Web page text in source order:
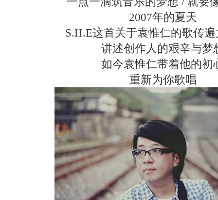
2007年的夏天
S.H.E这首关于袁惟仁的歌传
讲述创作人的艰辛与梦
如今袁惟仁带着他的初
重新为你歌唱